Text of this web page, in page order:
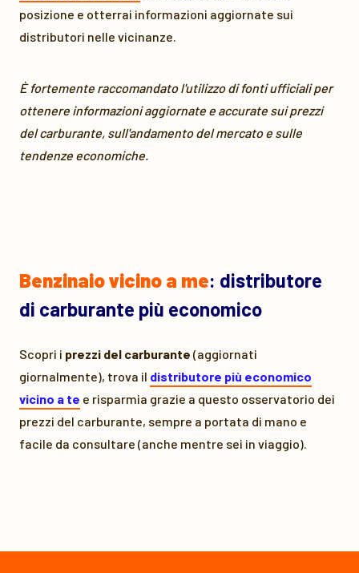
posizione e otterrai informazioni aggiornate sui
distributori nelle vicinanze.
È fortemente raccomandato l'utilizzo di fonti ufficiali per
ottenere informazioni aggiornate e accurate sui prezzi
del carburante, sull'andamento del mercato e sulle
tendenze economiche.
Benzinaio vicino a me: distributore
di carburante più economico
Scopri i prezzi del carburante (aggiornati
giornalmente), trova il distributore più economico
vicino a te e risparmia grazie a questo osservatorio dei
prezzi del carburante, sempre a portata di mano e
facile da consultare (anche mentre sei in viaggio).